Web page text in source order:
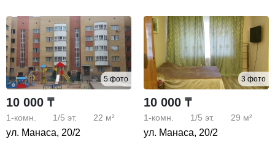
5 фото
10 000 ₸
1-комн. 1/5 эт. 22 м²
ул. Манаса, 20/2
3 фото
10 000 ₸
1-комн. 1/5 эт. 29 м²
ул. Манаса, 20/2